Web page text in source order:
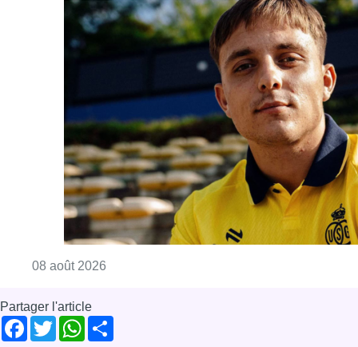
08 août 2026
Partager l'article
Facebook
TwitterWhatsApp